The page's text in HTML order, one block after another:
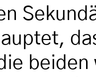
beiden